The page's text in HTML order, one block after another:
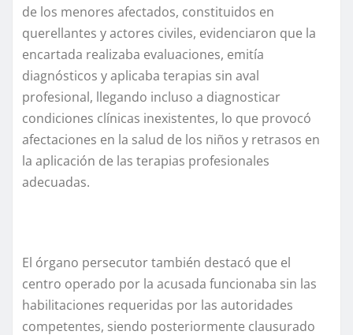
de los menores afectados, constituidos en
querellantes y actores civiles, evidenciaron que la
encartada realizaba evaluaciones, emitía
diagnósticos y aplicaba terapias sin aval
profesional, llegando incluso a diagnosticar
condiciones clínicas inexistentes, lo que provocó
afectaciones en la salud de los niños y retrasos en
la aplicación de las terapias profesionales
adecuadas.
El órgano persecutor también destacó que el
centro operado por la acusada funcionaba sin las
habilitaciones requeridas por las autoridades
competentes, siendo posteriormente clausurado